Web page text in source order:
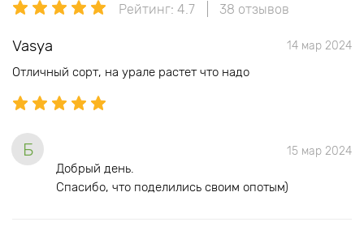
Рейтинг: 4.7 38 отзывов
Vasya 14 мар 2024
Отличный сорт, на урале растет что надо
Б 15 мар 2024
Добрый день.
Спасибо, что поделились своим опотым)